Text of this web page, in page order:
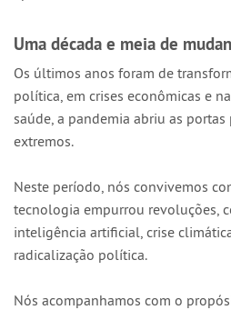
Uma década e meia de
Os últimos anos foram de
política, em crises econômicas e
saúde, a pandemia abriu as
extremos.
Neste período, nós convivemos
tecnologia empurrou revoluções,
inteligência artificial, crise
radicalização política.
Nós acompanhamos com o